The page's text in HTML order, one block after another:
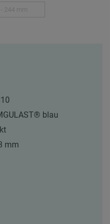
blau
mm